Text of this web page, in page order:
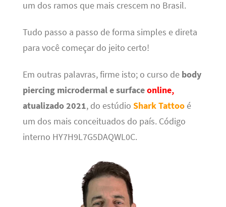
um dos ramos que mais crescem no Brasil.
Tudo passo a passo de forma simples e direta
para você começar do jeito certo!
Em outras palavras, firme isto; o curso de body
piercing microdermal e surfaceonline,
atualizado 2021, do estúdio Shark Tattooé
um dos mais conceituados do país. Código
interno HY7H9L7G5DAQWL0C.